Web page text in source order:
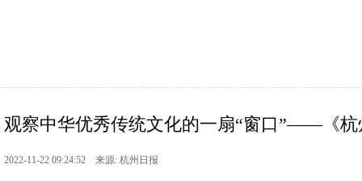
观察中华优秀传统文化的一扇“窗口”——《杭
2022-11-22 09:24:52 来源: 杭州日报